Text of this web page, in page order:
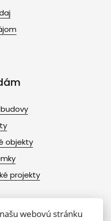
objekty
projekty
webovú stránku